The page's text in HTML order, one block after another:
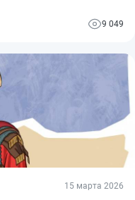
аналогичных
на пути к получению9 049
15 марта 2026